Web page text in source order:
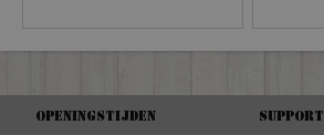
Openingstijden Support